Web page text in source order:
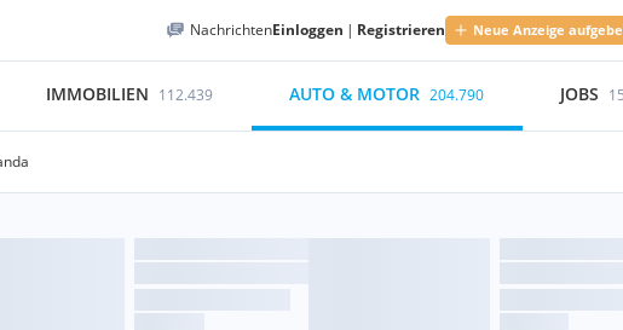
NachrichtenEinloggen | Registrieren Neue Anzeige
IMMOBILIEN 112.439 AUTO & MOTOR 204.790 JOBS